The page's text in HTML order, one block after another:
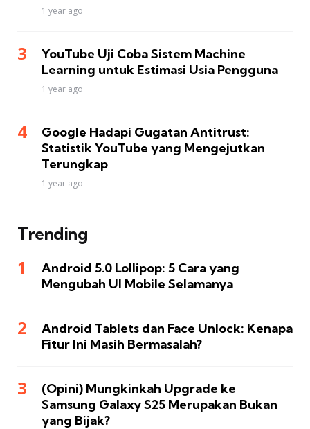
1 year ago
YouTube Uji Coba Sistem Machine
Learning untuk Estimasi Usia Pengguna
1 year ago
Google Hadapi Gugatan Antitrust:
Statistik YouTube yang Mengejutkan
Terungkap
1 year ago
Trending
Android 5.0 Lollipop: 5 Cara yang
Mengubah UI Mobile Selamanya
Android Tablets dan Face Unlock: Kenapa
Fitur Ini Masih Bermasalah?
(Opini) Mungkinkah Upgrade ke
Samsung Galaxy S25 Merupakan Bukan
yang Bijak?